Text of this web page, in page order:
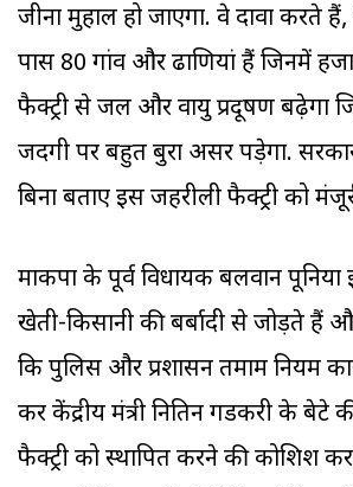
जीना मुहाल हो जाएगा. वे दावा करते
पास 80 गांव और ढाणियां हैं जिनमें
फैक्ट्री से जल और वायु प्रदूषण बढ़ेगा
जिंदगी पर बहुत बुरा असर पड़ेगा.
बिना बताए इस जहरीली फैक्ट्री को
माकपा के पूर्व विधायक बलवान पूनिया
खेती-किसानी की बर्बादी से जोड़ते हैं
कि पुलिस और प्रशासन तमाम नियम
कर केंद्रीय मंत्री नितिन गडकरी के बेटे
फैक्ट्री को स्थापित करने की कोशिश